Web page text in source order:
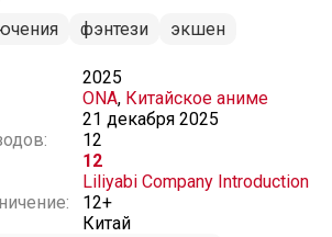
фэнтези экшен
2025
ONA, Китайское аниме
21 декабря 2025
12
12
Liliyabi Company Introduction
12+
Китай